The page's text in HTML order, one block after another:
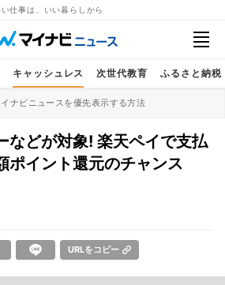
い仕事は、いい暮らしから
キャッシュレス 次世代教育 ふるさと納税
ナビニュースを優先表示する方法
などが対象! 楽天ペイで支払
ポイント還元のチャンス
URLをコピー